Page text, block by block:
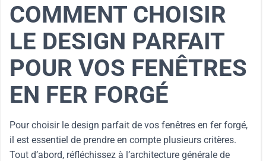
COMMENT CHOISIR
LE DESIGN PARFAIT
POUR VOS FENÊTRES
EN FER FORGÉ
Pour choisir le design parfait de vos fenêtres en fer forgé,
il est essentiel de prendre en compte plusieurs critères.
Tout d’abord, réfléchissez à l’architecture générale de